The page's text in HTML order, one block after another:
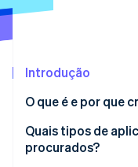
Veja o que está
Atlas
Climate
Remoção de
Identity
Introdução
O que é e por que
Quais tipos de
procurados?